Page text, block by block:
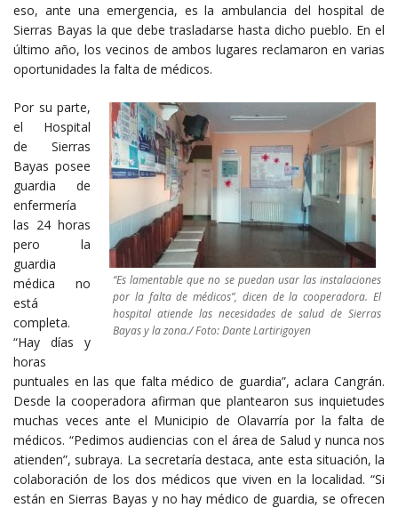
eso, ante una emergencia, es la ambulancia del hospital de
Sierras Bayas la que debe trasladarse hasta dicho pueblo. En el
último año, los vecinos de ambos lugares reclamaron en varias
oportunidades la falta de médicos.
“Es lamentable que no se puedan usar las instalaciones
por la falta de médicos”, dicen de la cooperadora. El
hospital atiende las necesidades de salud de Sierras
Bayas y la zona./ Foto: Dante Lartirigoyen
Por su parte,
el Hospital
de Sierras
Bayas posee
guardia de
enfermería
las 24 horas
pero la
guardia
médica no
está
completa.
“Hay días y
horas
puntuales en las que falta médico de guardia”, aclara Cangrán.
Desde la cooperadora afirman que plantearon sus inquietudes
muchas veces ante el Municipio de Olavarría por la falta de
médicos. “Pedimos audiencias con el área de Salud y nunca nos
atienden”, subraya. La secretaría destaca, ante esta situación, la
colaboración de los dos médicos que viven en la localidad. “Si
están en Sierras Bayas y no hay médico de guardia, se ofrecen